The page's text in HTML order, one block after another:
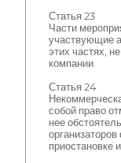
Статья 23
Части
участвующие
этих частях,
компании.
Статья 24
собой право
нее
приостановке